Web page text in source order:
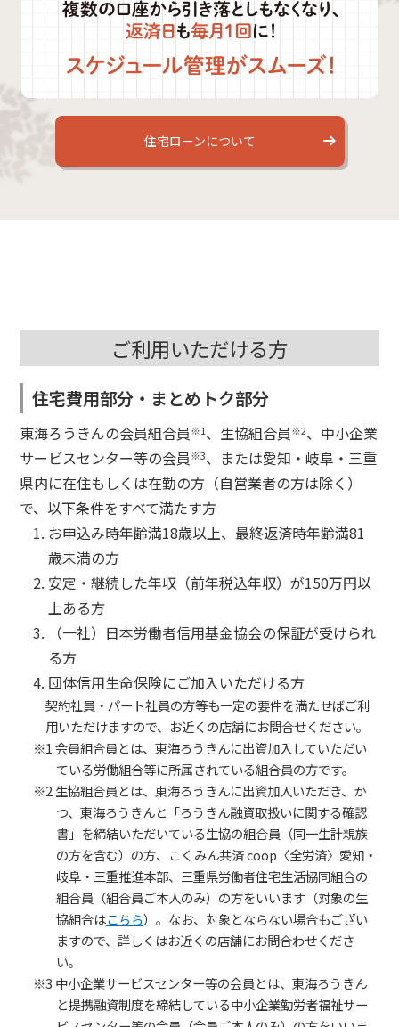
住宅ローンについて
ご利用いただける方
住宅費用部分・まとめトク部分
東海ろうきんの会員組合員※1、生協組合員※2、中小企業
サービスセンター等の会員※3、または愛知・岐阜・三重
県内に在住もしくは在勤の方（自営業者の方は除く）
で、以下条件をすべて満たす方
お申込み時年齢満18歳以上、最終返済時年齢満81
歳未満の方
安定・継続した年収（前年税込年収）が150万円以
上ある方
（一社）日本労働者信用基金協会の保証が受けられ
る方
団体信用生命保険にご加入いただける方
契約社員・パート社員の方等も一定の要件を満たせばご利
用いただけますので、お近くの店舗にお問合せください。
※1 会員組合員とは、東海ろうきんに出資加入していただい
ている労働組合等に所属されている組合員の方です。
※2 生協組合員とは、東海ろうきんに出資加入いただき、か
つ、東海ろうきんと「ろうきん融資取扱いに関する確認
書」を締結いただいている生協の組合員（同一生計親族
の方を含む）の方、こくみん共済 coop〈全労済〉愛知・
岐阜・三重推進本部、三重県労働者住宅生活協同組合の
組合員（組合員ご本人のみ）の方をいいます（対象の生
協組合はこちら）。なお、対象とならない場合もござい
ますので、詳しくはお近くの店舗にお問合わせくださ
い。
※3 中小企業サービスセンター等の会員とは、東海ろうきん
と提携融資制度を締結している中小企業勤労者福祉サー